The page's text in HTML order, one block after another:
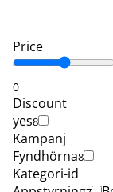
Price
0
Discount
yes8
Kampanj
Fyndhörna8
Kategori-id